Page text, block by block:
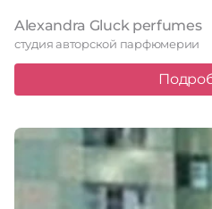
Alexandra Gluck perfumes
студия авторской парфюмерии